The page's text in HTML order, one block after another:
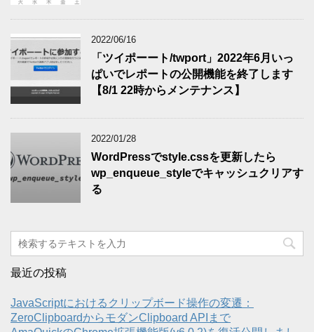
2022/06/16
「ツイポーート/twport」2022年6月いっ
ぱいでレポートの公開機能を終了します
【8/1 22時からメンテナンス】
2022/01/28
WordPressでstyle.cssを更新したら
wp_enqueue_styleでキャッシュクリアす
る
最近の投稿
JavaScriptにおけるクリップボード操作の変遷：
ZeroClipboardからモダンClipboard APIまで